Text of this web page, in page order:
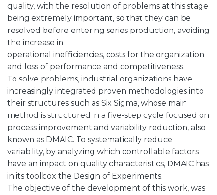
quality, with the resolution of problems at this stage
being extremely important, so that they can be
resolved before entering series production, avoiding
the increase in
operational inefficiencies, costs for the organization
and loss of performance and competitiveness.
To solve problems, industrial organizations have
increasingly integrated proven methodologies into
their structures such as Six Sigma, whose main
method is structured in a five-step cycle focused on
process improvement and variability reduction, also
known as DMAIC. To systematically reduce
variability, by analyzing which controllable factors
have an impact on quality characteristics, DMAIC has
in its toolbox the Design of Experiments.
The objective of the development of this work, was